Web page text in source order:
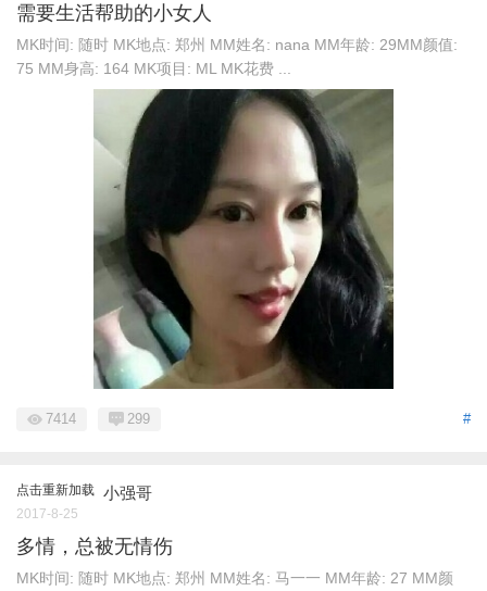
需要生活帮助的小女人
MK时间: 随时 MK地点: 郑州 MM姓名: nana MM年龄: 29MM颜值:
75 MM身高: 164 MK项目: ML MK花费 ...
#
7414 299
点击重新加载 小强哥
2017-8-25
多情，总被无情伤
MK时间: 随时 MK地点: 郑州 MM姓名: 马一一 MM年龄: 27 MM颜